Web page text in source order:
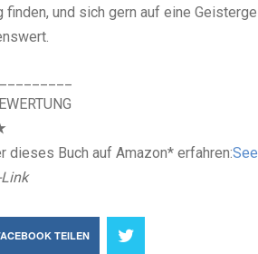
finden, und sich gern auf eine
dieses Buch auf Amazon* erfahren:
TEILEN